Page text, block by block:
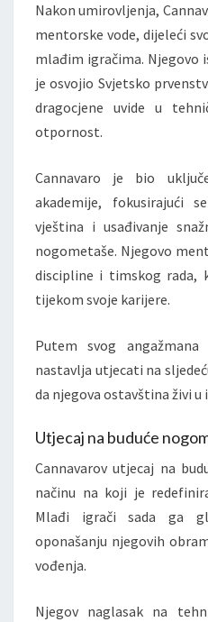
Nakon umirovljenja,
mentorske vode, dijeleći
mlađim igračima. Njegovo
je osvojio Svjetsko
dragocjene uvide u
otpornost.
Cannavaro je bio
akademije, fokusirajući
vještina i usađivanje
nogometaše. Njegovo
discipline i timskog rada,
tijekom svoje karijere.
Putem svog
nastavlja utjecati na
da njegova ostavština živi
Utjecaj na buduće
Cannavarov utjecaj na
načinu na koji je
Mlađi igrači sada ga
oponašanju njegovih
vođenja.
Njegov naglasak na